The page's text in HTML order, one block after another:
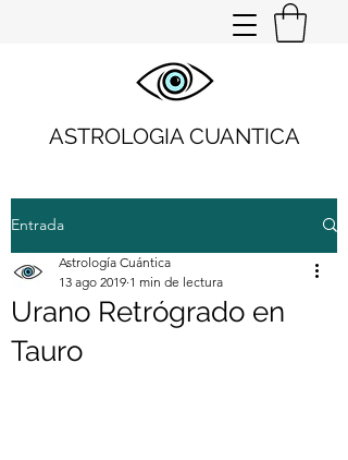
ASTROLOGIA CUANTICA
Entrada
Urano Retrógrado en
Tauro
Astrología Cuántica
13 ago 2019 1 min de lectura